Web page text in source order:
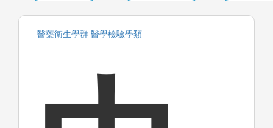
醫藥衛生學群 醫學檢驗學類